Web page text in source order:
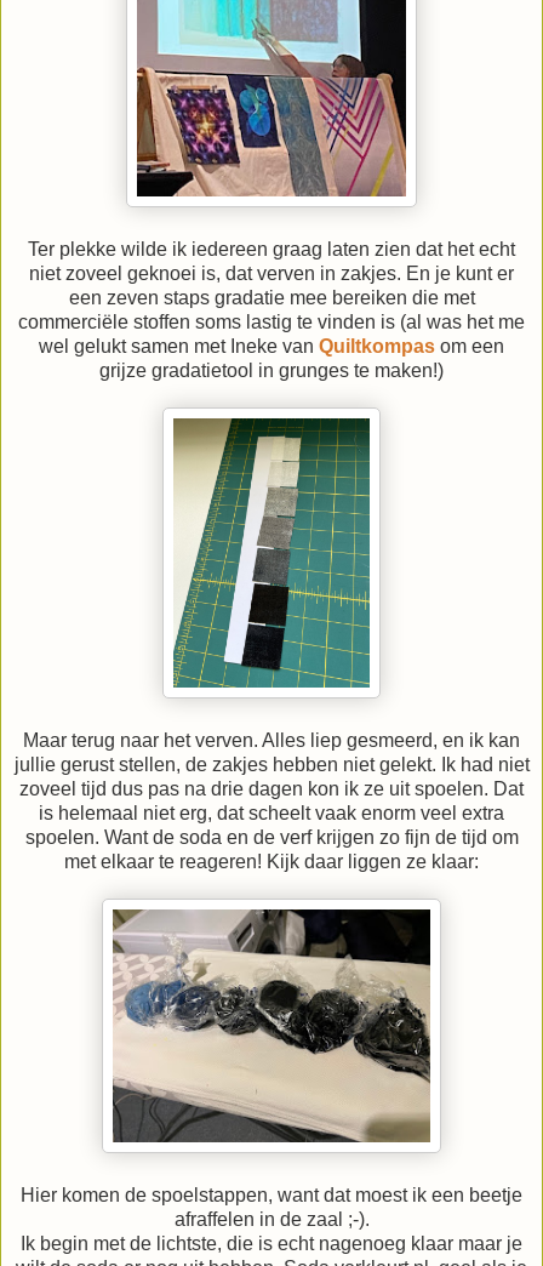
Ter plekke wilde ik iedereen graag laten zien dat het echt
niet zoveel geknoei is, dat verven in zakjes. En je kunt er
een zeven staps gradatie mee bereiken die met
commerciële stoffen soms lastig te vinden is (al was het me
wel gelukt samen met Ineke van Quiltkompas om een
grijze gradatietool in grunges te maken!)
Maar terug naar het verven. Alles liep gesmeerd, en ik kan
jullie gerust stellen, de zakjes hebben niet gelekt. Ik had niet
zoveel tijd dus pas na drie dagen kon ik ze uit spoelen. Dat
is helemaal niet erg, dat scheelt vaak enorm veel extra
spoelen. Want de soda en de verf krijgen zo fijn de tijd om
met elkaar te reageren! Kijk daar liggen ze klaar:
Hier komen de spoelstappen, want dat moest ik een beetje
afraffelen in de zaal ;-).
Ik begin met de lichtste, die is echt nagenoeg klaar maar je